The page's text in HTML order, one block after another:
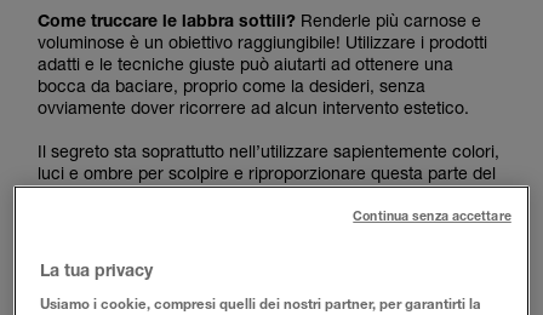
Come truccare le labbra sottili? Renderle più carnose e
voluminose è un obiettivo raggiungibile! Utilizzare i prodotti
adatti e le tecniche giuste può aiutarti ad ottenere una
bocca da baciare, proprio come la desideri, senza
ovviamente dover ricorrere ad alcun intervento estetico.
Il segreto sta soprattutto nell’utilizzare sapientemente colori,
luci e ombre per scolpire e riproporzionare questa parte del
viso. Ma prima ancora, è indispensabile prendersi cura della
pelle delle labbra e mantenerla idratata e sana.
LABBRA SOTTILI COME TRUCCARLE: ECCO ALCUNI
CONSIGLI
La tua privacy
Usiamo i cookie, compresi quelli dei nostri partner, per garantirti la
Continua senza accettare